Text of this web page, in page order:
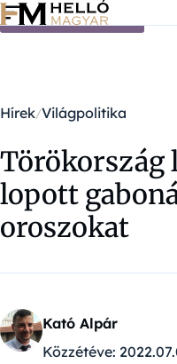
Ugrás a tartalomra
Hírek Világpolitika
Törökország
lopott
oroszokat
Kató Alpár
Közzétéve: